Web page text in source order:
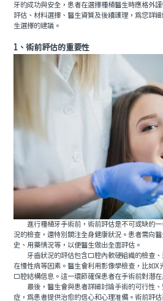
牙的成功與安全，患者在選擇種植醫生時應格外
評估、材料選擇、醫生資質及後續護理，爲您詳
生選擇的建議。
1、術前評估的重要性
進行種植牙手術前，術前評估是不可或缺的一
況的檢查，還特別關注全身健康狀況。患者需向
史、用藥情況等，以便醫生做出全面評估。
牙齒狀況的評估包含口腔內軟硬組織的檢查、
在慢性病等因素。醫生會利用影像學檢查，比如
口腔結構信息。這一環節確保患者在手術前對潛在
最後，醫生會與患者詳細討論手術的可行性、
症，爲患者提供治愈的信心和心理准備。術前評